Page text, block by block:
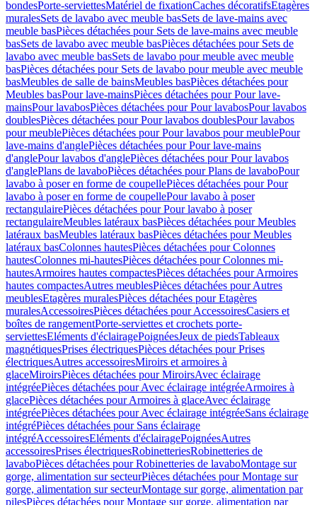
bondesPorte-serviettesMatériel de fixationCaches décoratifsEtagères
muralesSets de lavabo avec meuble basSets de lave-mains avec
meuble basPièces détachées pour Sets de lave-mains avec meuble
basSets de lavabo avec meuble basPièces détachées pour Sets de
lavabo avec meuble basSets de lavabo pour meuble avec meuble
basPièces détachées pour Sets de lavabo pour meuble avec meuble
basMeubles de salle de bainsMeubles basPièces détachées pour
Meubles basPour lave-mainsPièces détachées pour Pour lave-
mainsPour lavabosPièces détachées pour Pour lavabosPour lavabos
doublesPièces détachées pour Pour lavabos doublesPour lavabos
pour meublePièces détachées pour Pour lavabos pour meublePour
lave-mains d'anglePièces détachées pour Pour lave-mains
d'anglePour lavabos d'anglePièces détachées pour Pour lavabos
d'anglePlans de lavaboPièces détachées pour Plans de lavaboPour
lavabo à poser en forme de coupellePièces détachées pour Pour
lavabo à poser en forme de coupellePour lavabo à poser
rectangulairePièces détachées pour Pour lavabo à poser
rectangulaireMeubles latéraux basPièces détachées pour Meubles
latéraux basMeubles latéraux basPièces détachées pour Meubles
latéraux basColonnes hautesPièces détachées pour Colonnes
hautesColonnes mi-hautesPièces détachées pour Colonnes mi-
hautesArmoires hautes compactesPièces détachées pour Armoires
hautes compactesAutres meublesPièces détachées pour Autres
meublesEtagères muralesPièces détachées pour Etagères
muralesAccessoiresPièces détachées pour AccessoiresCasiers et
boîtes de rangementPorte-serviettes et crochets porte-
serviettesEléments d'éclairagePoignéesJeux de piedsTableaux
magnétiquesPrises électriquesPièces détachées pour Prises
électriquesAutres accessoiresMiroirs et armoires à
glaceMiroirsPièces détachées pour MiroirsAvec éclairage
intégréePièces détachées pour Avec éclairage intégréeArmoires à
glacePièces détachées pour Armoires à glaceAvec éclairage
intégréePièces détachées pour Avec éclairage intégréeSans éclairage
intégréPièces détachées pour Sans éclairage
intégréAccessoiresEléments d'éclairagePoignéesAutres
accessoiresPrises électriquesRobinetteriesRobinetteries de
lavaboPièces détachées pour Robinetteries de lavaboMontage sur
gorge, alimentation sur secteurPièces détachées pour Montage sur
gorge, alimentation sur secteurMontage sur gorge, alimentation par
pilesPièces détachées pour Montage sur gorge, alimentation par